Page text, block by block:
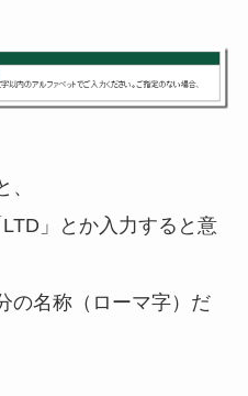
」とか入力すると意
の名称（ローマ字）だ